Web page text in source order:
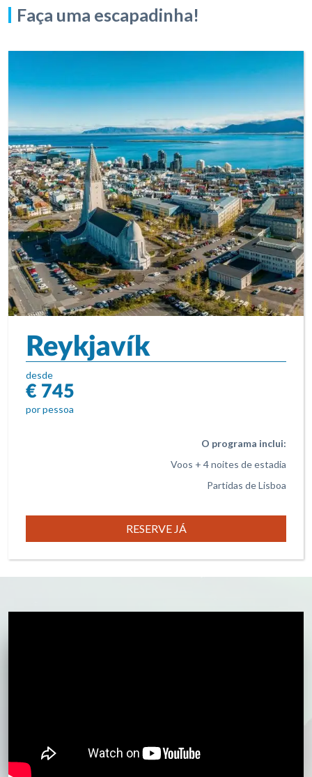
Faça uma escapadinha!
Reykjavík
desde
€ 745
por pessoa
O programa inclui:
Voos + 4 noites de estadia
Partidas de Lisboa
RESERVE JÁ